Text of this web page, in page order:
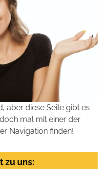
aber diese Seite gibt es
mal mit einer der
Navigation finden!
zu uns: